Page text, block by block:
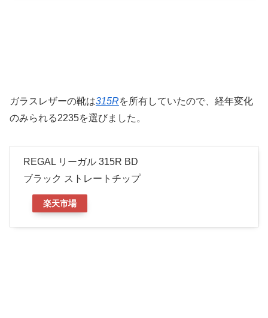
ガラスレザーの靴は315Rを所有していたので、経年変化
のみられる2235を選びました。
REGAL リーガル 315R BD
ブラック ストレートチップ
楽天市場